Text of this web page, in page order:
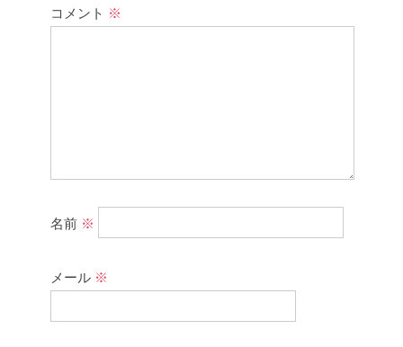
コメント ※
名前 ※
メール ※